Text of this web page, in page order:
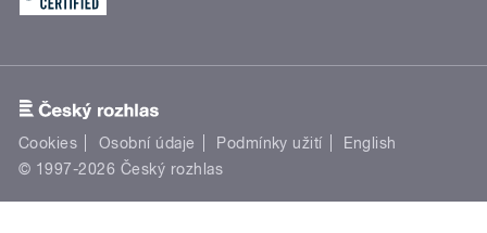
Cookies Osobní údaje Podmínky užití
English
© 1997-2026 Český rozhlas